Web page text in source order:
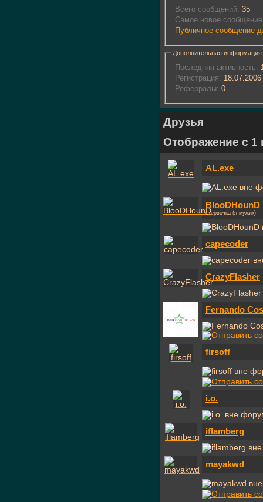
Всего сообщений: 35
Самое новое
Публичное сообщение
Дополнительная информация
Последняя активность:
Регистрация: 18.07.2006
Реферралы: 0
Друзья
Отображение с 1
AL.exe
BlooDHounD
стервочка (я мужик)
capecoder
CrazyFlasher
Fernando
firsoff
i.o.
iflamberg
mayakwd